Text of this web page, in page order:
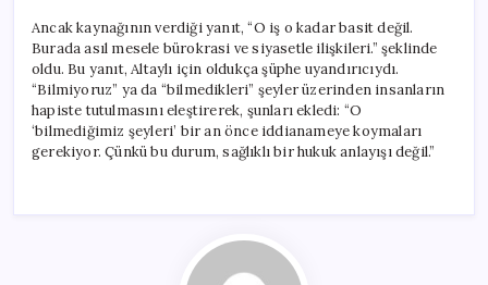
Ancak kaynağının verdiği yanıt, “O iş o kadar basit değil.
Burada asıl mesele bürokrasi ve siyasetle ilişkileri.” şeklinde
oldu. Bu yanıt, Altaylı için oldukça şüphe uyandırıcıydı.
“Bilmiyoruz” ya da “bilmedikleri” şeyler üzerinden insanların
hapiste tutulmasını eleştirerek, şunları ekledi: “O
‘bilmediğimiz şeyleri’ bir an önce iddianameye koymaları
gerekiyor. Çünkü bu durum, sağlıklı bir hukuk anlayışı değil.”